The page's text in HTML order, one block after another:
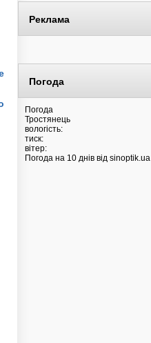
Реклама
Погода
Погода
Тростянець
вологість:
тиск:
вітер:
Погода на 10 днів від sinoptik.ua